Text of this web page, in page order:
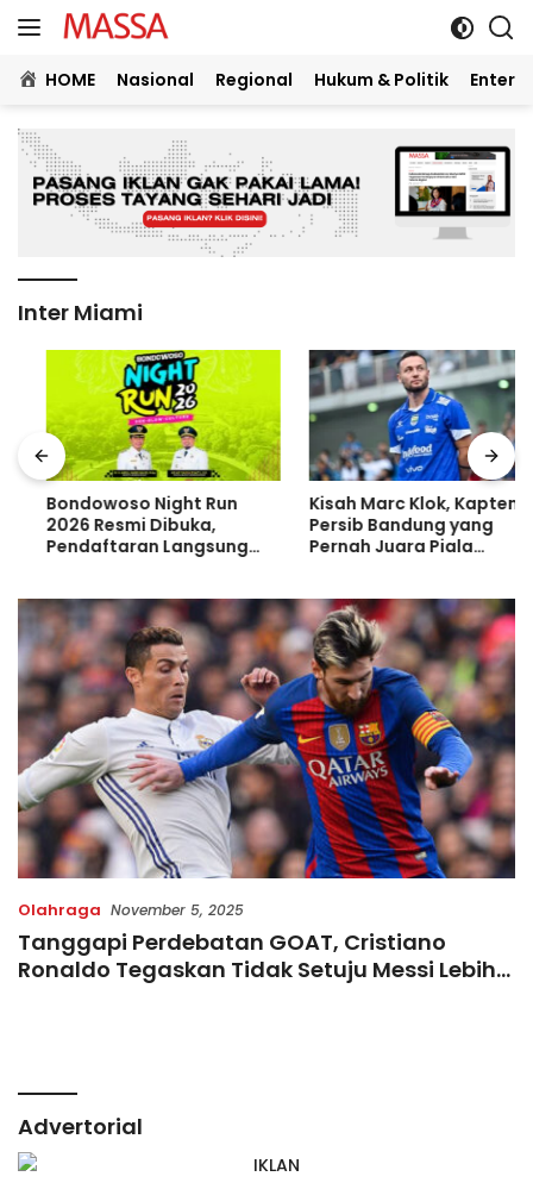
Langsung
ke
konten
HOME Nasional Regional Hukum & Politik
Inter Miami
Bondowoso Night Run
2026 Resmi Dibuka,
Pendaftaran Langsung
Kisah Marc Klok, Kapten
Persib Bandung yang
Pernah Juara Piala
Olahraga November 5, 2025
Tanggapi Perdebatan GOAT, Cristiano
Ronaldo Tegaskan Tidak Setuju Messi Lebih
Advertorial